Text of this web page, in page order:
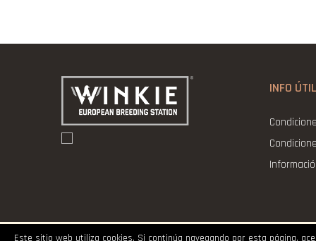
INFO ÚTIL
Este sitio web utiliza cookies. Si continúa navegando por esta página,